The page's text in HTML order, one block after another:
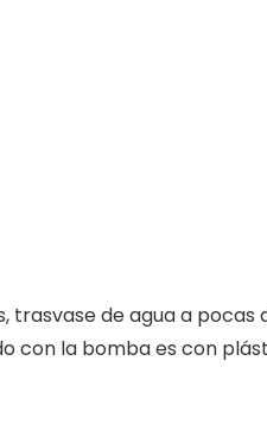
de agua a
con la bomba es con